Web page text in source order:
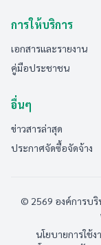
การให้บริการ
เอกสารและรายงาน
คู่มือประชาชน
อื่นๆ
ข่าวสารล่าสุด
ประกาศจัดซื้อจัดจ้าง
© 2569 องค์การบ
นโยบายการใช้ง